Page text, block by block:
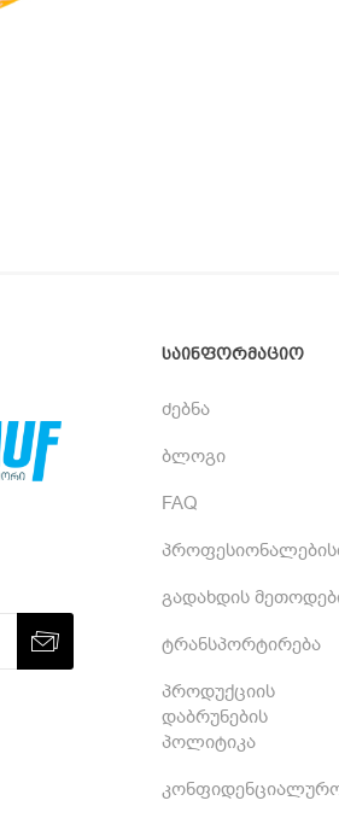
საინფორმაციო
ძებნა
ბლოგი
FAQ
გადახდის
ტრანსპორტირება
პროდუქციის
დაბრუნების
პოლიტიკა